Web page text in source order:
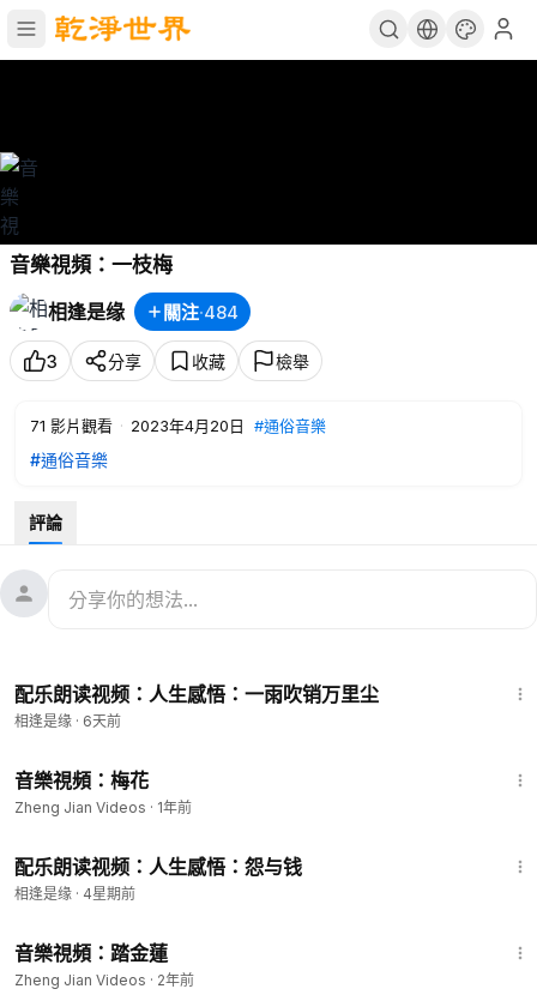
音樂視頻：一枝梅
相逢是缘
關注·484
3 分享 收藏 檢舉
71 影片觀看 · 2023年4月20日 #通俗音樂
#通俗音樂
評論
配乐朗读视频：人生感悟：一雨吹销万里尘
相逢是缘 · 6天前
音樂視頻：梅花
Zheng Jian Videos · 1年前
配乐朗读视频：人生感悟：怨与钱
相逢是缘 · 4星期前
音樂視頻：踏金蓮
Zheng Jian Videos · 2年前